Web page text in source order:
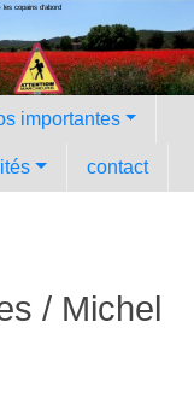
les copains d'abord
importantes
contact
/ Michel